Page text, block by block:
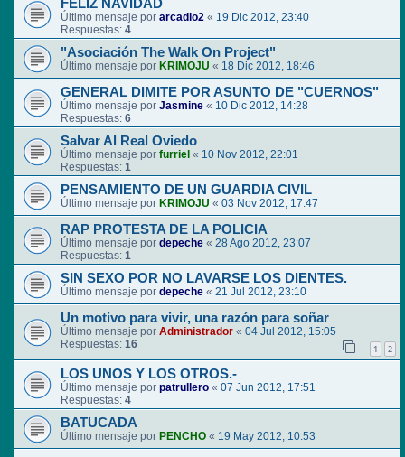
FELIZ NAVIDAD
Último mensaje por arcadio2 « 19 Dic 2012, 23:40
Respuestas: 4
"Asociación The Walk On Project"
Último mensaje por KRIMOJU « 18 Dic 2012, 18:46
GENERAL DIMITE POR ASUNTO DE "CUERNOS"
Último mensaje por Jasmine « 10 Dic 2012, 14:28
Respuestas: 6
Salvar Al Real Oviedo
Último mensaje por furriel « 10 Nov 2012, 22:01
Respuestas: 1
PENSAMIENTO DE UN GUARDIA CIVIL
Último mensaje por KRIMOJU « 03 Nov 2012, 17:47
RAP PROTESTA DE LA POLICIA
Último mensaje por depeche « 28 Ago 2012, 23:07
Respuestas: 1
SIN SEXO POR NO LAVARSE LOS DIENTES.
Último mensaje por depeche « 21 Jul 2012, 23:10
Un motivo para vivir, una razón para soñar
Último mensaje por Administrador « 04 Jul 2012, 15:05
Respuestas: 16 1 2
LOS UNOS Y LOS OTROS.-
Último mensaje por patrullero « 07 Jun 2012, 17:51
Respuestas: 4
BATUCADA
Último mensaje por PENCHO « 19 May 2012, 10:53